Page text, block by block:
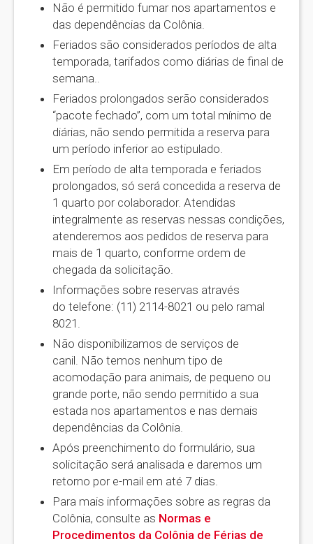
Não é permitido fumar nos apartamentos e
das dependências da Colônia.
Feriados são considerados períodos de alta
temporada, tarifados como diárias de final de
semana..
Feriados prolongados serão considerados
“pacote fechado”, com um total mínimo de
diárias, não sendo permitida a reserva para
um período inferior ao estipulado.
Em período de alta temporada e feriados
prolongados, só será concedida a reserva de
1 quarto por colaborador. Atendidas
integralmente as reservas nessas condições,
atenderemos aos pedidos de reserva para
mais de 1 quarto, conforme ordem de
chegada da solicitação.
Informações sobre reservas através
do telefone: (11) 2114-8021 ou pelo ramal
8021.
Não disponibilizamos de serviços de
canil. Não temos nenhum tipo de
acomodação para animais, de pequeno ou
grande porte, não sendo permitido a sua
estada nos apartamentos e nas demais
dependências da Colônia.
Após preenchimento do formulário, sua
solicitação será analisada e daremos um
retorno por e-mail em até 7 dias.
Para mais informações sobre as regras da
Colônia, consulte as Normas e
Procedimentos da Colônia de Férias de